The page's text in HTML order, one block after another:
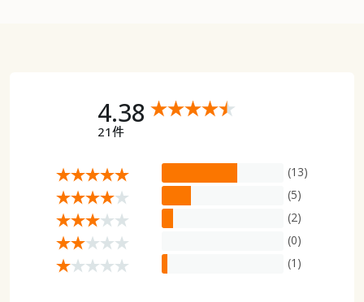
4.38
21件
(13)
(5)
(2)
(0)
(1)